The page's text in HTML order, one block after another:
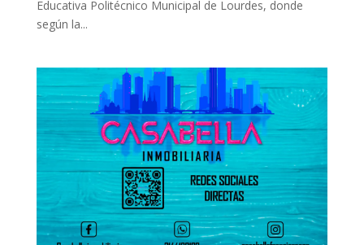
Educativa Politécnico Municipal de Lourdes, donde
según la...